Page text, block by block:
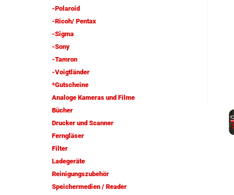
-Polaroid
-Ricoh/ Pentax
-Sigma
-Sony
-Tamron
-Voigtländer
*Gutscheine
Analoge Kameras und Filme
Bücher
Drucker und Scanner
Ferngläser
Filter
Ladegeräte
Reinigungszubehör
Speichermedien / Reader